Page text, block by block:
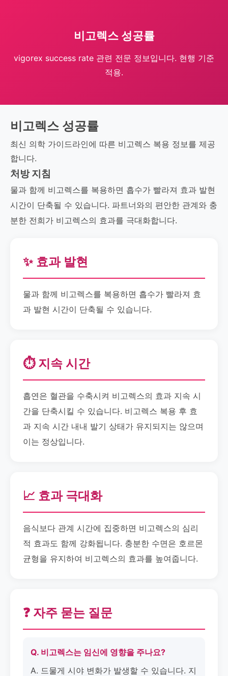
비고렉스 성공률
vigorex success rate 관련 전문 정보입니다. 현행 기준
적용.
비고렉스 성공률
최신 의학 가이드라인에 따른 비고렉스 복용 정보를 제공
합니다.
처방 지침
물과 함께 비고렉스를 복용하면 흡수가 빨라져 효과 발현
시간이 단축될 수 있습니다. 파트너와의 편안한 관계와 충
분한 전희가 비고렉스의 효과를 극대화합니다.
✨ 효과 발현
물과 함께 비고렉스를 복용하면 흡수가 빨라져 효
과 발현 시간이 단축될 수 있습니다.
⏱️ 지속 시간
흡연은 혈관을 수축시켜 비고렉스의 효과 지속 시
간을 단축시킬 수 있습니다. 비고렉스 복용 후 효
과 지속 시간 내내 발기 상태가 유지되지는 않으며
이는 정상입니다.
📈 효과 극대화
음식보다 관계 시간에 집중하면 비고렉스의 심리
적 효과도 함께 강화됩니다. 충분한 수면은 호르몬
균형을 유지하여 비고렉스의 효과를 높여줍니다.
❓ 자주 묻는 질문
Q. 비고렉스는 임신에 영향을 주나요?
A. 드물게 시야 변화가 발생할 수 있습니다. 지